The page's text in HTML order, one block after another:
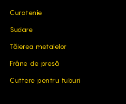
Curatenie
Sudare
Tăierea metalelor
Frâne de presă
Cuttere pentru tuburi